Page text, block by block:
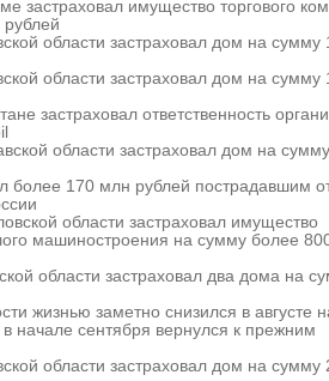
застраховал имущество торгового
области застраховал дом на сумму
области застраховал дом на сумму
застраховал ответственность
области застраховал дом на
170 млн рублей пострадавшим
области застраховал имущество
машиностроения на сумму более
области застраховал два дома на
жизнью заметно снизился в августе
начале сентября вернулся к прежним
области застраховал дом на сумму